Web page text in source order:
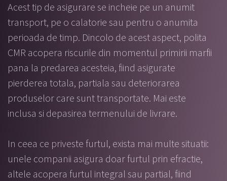
Acest tip de asigurare se incheie pe un anumit
transport, pe o calatorie sau pentru o anumita
perioada de timp. Dincolo de acest aspect, polita
CMR acopera riscurile din momentul primirii marfii
pana la predarea acesteia, fiind asigurate
pierderea totala, partiala sau deteriorarea
produselor care sunt transportate. Mai este
inclusa si depasirea termenului de livrare.
In ceea ce priveste furtul, exista mai multe situatii:
unele companii asigura doar furtul prin efractie,
altele acopera furtul integral sau partial, fiind